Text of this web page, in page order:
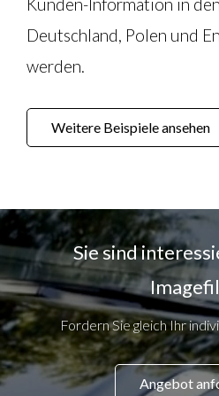
Kunden-Information in
Deutschland, Polen und
werden.
Weitere Beispiele ansehen
Sie sind
Fordern Sie gleich Ihr
Angebot